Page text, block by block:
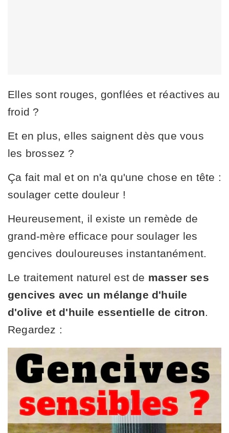
Elles sont rouges, gonflées et réactives au
froid ?
Et en plus, elles saignent dès que vous
les brossez ?
Ça fait mal et on n'a qu'une chose en tête :
soulager cette douleur !
Heureusement, il existe un remède de
grand-mère efficace pour soulager les
gencives douloureuses instantanément.
Le traitement naturel est de masser ses
gencives avec un mélange d'huile
d'olive et d'huile essentielle de citron
Regardez :